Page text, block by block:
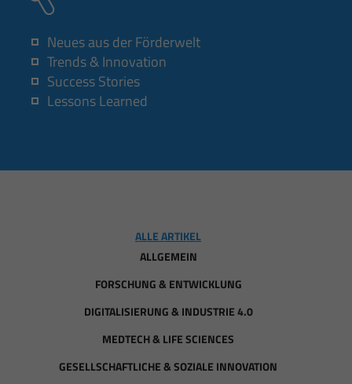
Neues aus der Förderwelt
Trends & Innovation
Success Stories
Lessons Learned
ALLE ARTIKEL
ALLGEMEIN
FORSCHUNG & ENTWICKLUNG
DIGITALISIERUNG & INDUSTRIE 4.0
MEDTECH & LIFE SCIENCES
GESELLSCHAFTLICHE & SOZIALE INNOVATION